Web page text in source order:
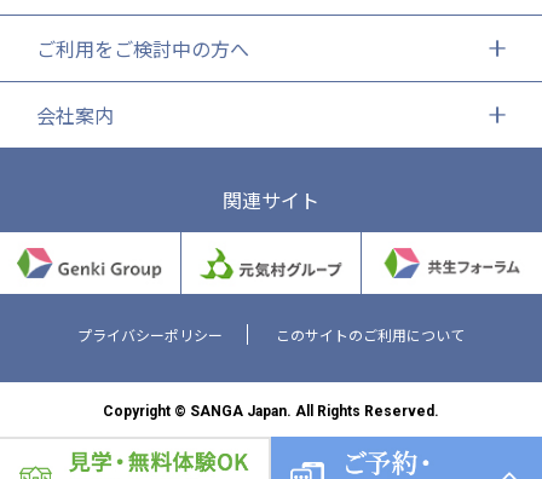
ご利用をご検討中の方へ
会社案内
関連サイト
プライバシーポリシー このサイトのご利用について
Copyright © SANGA Japan. All Rights Reserved.